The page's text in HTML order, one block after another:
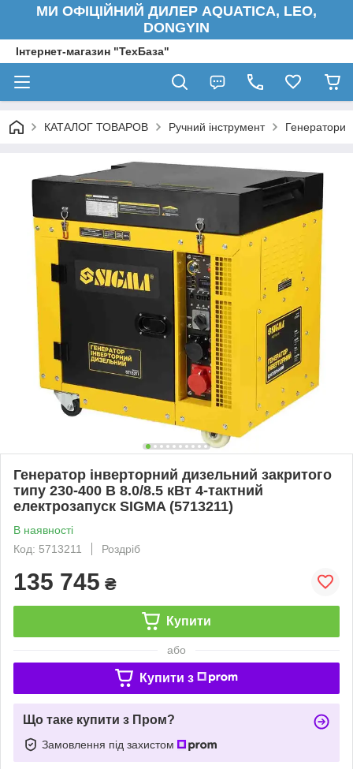
МИ ОФІЦІЙНИЙ ДИЛЕР AQUATICA, LEO,
DONGYIN
Інтернет-магазин "ТехБаза"
КАТАЛОГ ТОВАРОВ Ручний інструмент Генератори
Генератор інверторний дизельний закритого
типу 230-400 В 8.0/8.5 кВт 4-тактний
електрозапуск SIGMA (5713211)
В наявності
Код: 5713211
Роздріб
135 745 ₴
Купити
або
Купити з
Що таке купити з Пром?
Замовлення під захистом